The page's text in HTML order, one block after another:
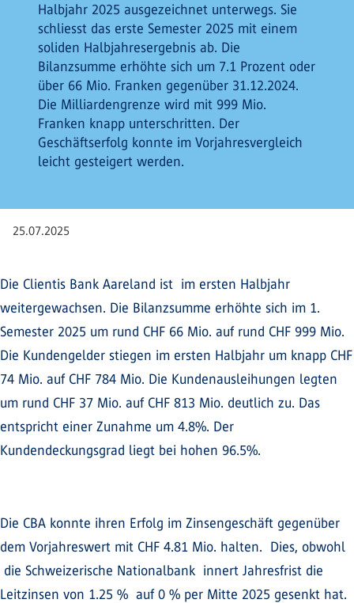
Halbjahr 2025 ausgezeichnet unterwegs. Sie
schliesst das erste Semester 2025 mit einem
soliden Halbjahresergebnis ab. Die
Bilanzsumme erhöhte sich um 7.1 Prozent oder
über 66 Mio. Franken gegenüber 31.12.2024.
Die Milliardengrenze wird mit 999 Mio.
Franken knapp unterschritten. Der
Geschäftserfolg konnte im Vorjahresvergleich
leicht gesteigert werden.
25.07.2025
Die Clientis Bank Aareland ist im ersten Halbjahr
weitergewachsen. Die Bilanzsumme erhöhte sich im 1.
Semester 2025 um rund CHF 66 Mio. auf rund CHF 999 Mio.
Die Kundengelder stiegen im ersten Halbjahr um knapp CHF
74 Mio. auf CHF 784 Mio. Die Kundenausleihungen legten
um rund CHF 37 Mio. auf CHF 813 Mio. deutlich zu. Das
entspricht einer Zunahme um 4.8%. Der
Kundendeckungsgrad liegt bei hohen 96.5%.
Die CBA konnte ihren Erfolg im Zinsengeschäft gegenüber
dem Vorjahreswert mit CHF 4.81 Mio. halten. Dies, obwohl
die Schweizerische Nationalbank innert Jahresfrist die
Leitzinsen von 1.25 % auf 0 % per Mitte 2025 gesenkt hat.